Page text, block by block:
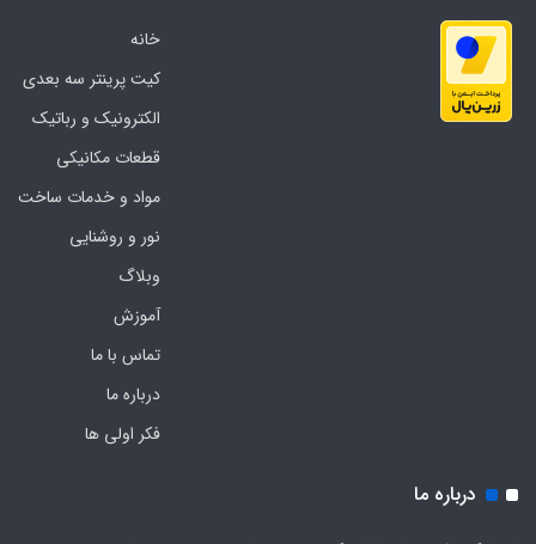
خانه
کیت پرینتر سه بعدی
الکترونیک و رباتیک
قطعات مکانیکی
مواد و خدمات ساخت
نور و روشنایی
وبلاگ
آموزش
تماس با ما
درباره ما
فکر اولی ها
درباره ما